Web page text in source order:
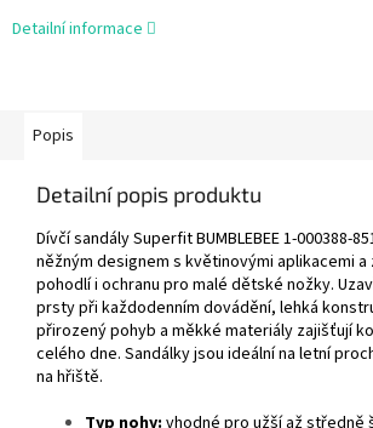
Detailní informace
Popis
Detailní popis produktu
Dívčí sandály Superfit BUMBLEBEE 1-000388-
něžným designem s květinovými aplikacemi a
pohodlí i ochranu pro malé dětské nožky.
prsty při každodenním dovádění, lehká
přirozený pohyb a měkké materiály zajišťují
celého dne. Sandálky jsou ideální na letní
na hřiště.
Typ nohy: vhodné pro užší až středně